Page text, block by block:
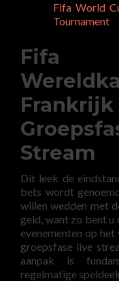
Fifa World
Tournament
Fifa
Frankrijk
Stream
Dit leek de
bets wordt
willen wedden met
geld, want zo bent u
evenementen op
groepsfase live
aanpak is
regelmatige